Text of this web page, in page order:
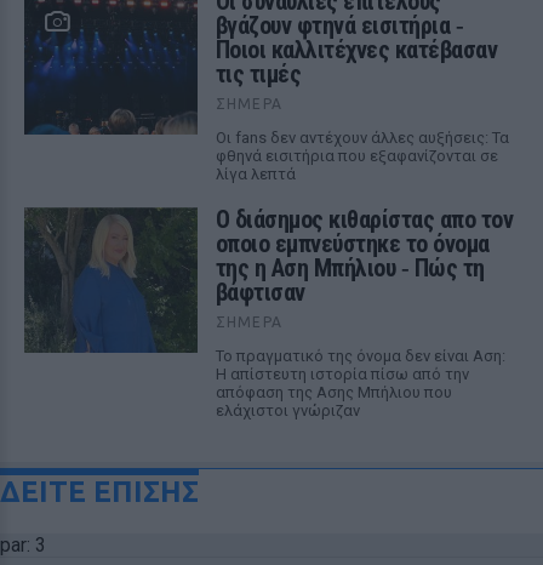
βγάζουν φτηνά εισιτήρια ‑
Ποιοι καλλιτέχνες κατέβασαν
τις τιμές
ΣΉΜΕΡΑ
Οι fans δεν αντέχουν άλλες αυξήσεις: Τα
φθηνά εισιτήρια που εξαφανίζονται σε
λίγα λεπτά
Ο διάσημος κιθαρίστας απο τον
οποιο εμπνεύστηκε το όνομα
της η Αση Μπήλιου ‑ Πώς τη
βάφτισαν
ΣΉΜΕΡΑ
Το πραγματικό της όνομα δεν είναι Αση:
Η απίστευτη ιστορία πίσω από την
απόφαση της Ασης Μπήλιου που
ελάχιστοι γνώριζαν
ΔΕΙΤΕ ΕΠΙΣΗΣ
par: 3